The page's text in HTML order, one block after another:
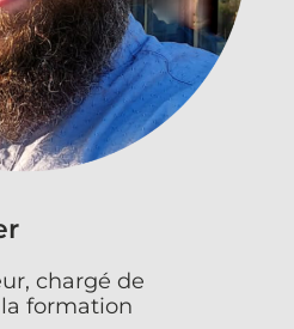
chargé de
formation